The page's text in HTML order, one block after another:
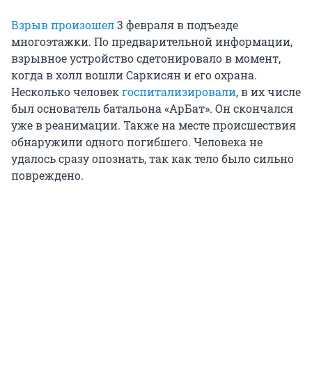
Взрыв произошел3 февраля в подъезде
многоэтажки. По предварительной информации,
взрывное устройство сдетонировало в момент,
когда в холл вошли Саркисян и его охрана.
Несколько человекгоспитализировали, в их числе
был основатель батальона «АрБат». Он скончался
уже в реанимации. Также на месте происшествия
обнаружили одного погибшего. Человека не
удалось сразу опознать, так как тело было сильно
повреждено.